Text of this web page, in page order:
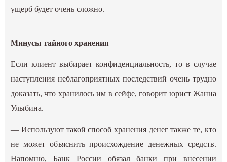
ущерб будет очень сложно.
Минусы тайного хранения
Если клиент выбирает конфиденциальность, то в случае
наступления неблагоприятных последствий очень трудно
доказать, что хранилось им в сейфе, говорит юрист Жанна
Улыбина.
— Используют такой способ хранения денег также те, кто
не может объяснить происхождение денежных средств.
Напомню, Банк России обязал банки при внесении